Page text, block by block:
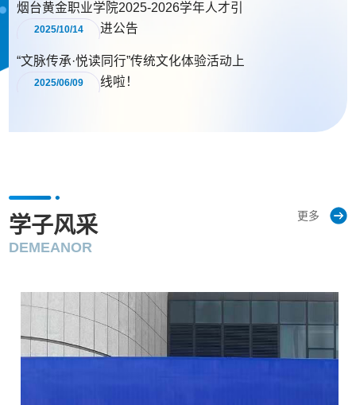
烟台黄金职业学院2025-2026学年人才引
进公告
2025/10/14
“文脉传承·悦读同行”传统文化体验活动上
线啦！
2025/06/09
学子风采
DEMEANOR
更多